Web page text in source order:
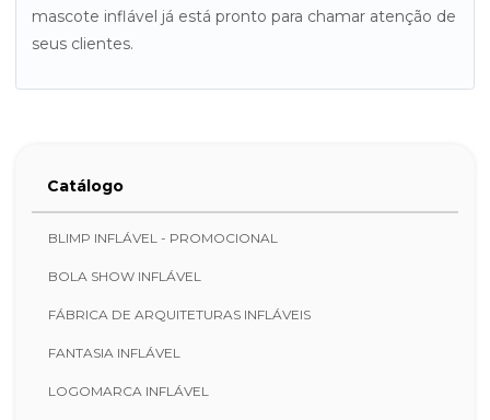
mascote inflável já está pronto para chamar atenção de
seus clientes.
Catálogo
BLIMP INFLÁVEL - PROMOCIONAL
BOLA SHOW INFLÁVEL
FÁBRICA DE ARQUITETURAS INFLÁVEIS
FANTASIA INFLÁVEL
LOGOMARCA INFLÁVEL